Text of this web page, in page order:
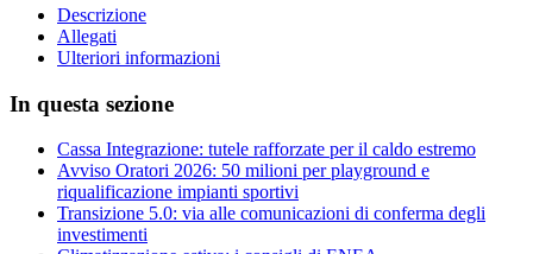
Descrizione
Allegati
Ulteriori informazioni
In questa sezione
Cassa Integrazione: tutele rafforzate per il caldo estremo
Avviso Oratori 2026: 50 milioni per playground e
riqualificazione impianti sportivi
Transizione 5.0: via alle comunicazioni di conferma degli
investimenti